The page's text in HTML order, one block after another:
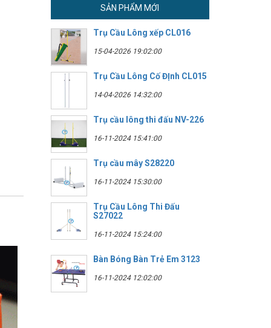
SẢN PHẨM MỚI
Trụ Cầu Lông xếp CL016
15-04-2026 19:02:00
Trụ Cầu Lông Cố ĐỊnh CL015
14-04-2026 14:32:00
Trụ cầu lông thi đấu NV-226
16-11-2024 15:41:00
Trụ cầu mây S28220
16-11-2024 15:30:00
Trụ Cầu Lông Thi Đấu
S27022
16-11-2024 15:24:00
Bàn Bóng Bàn Trẻ Em 3123
16-11-2024 12:02:00